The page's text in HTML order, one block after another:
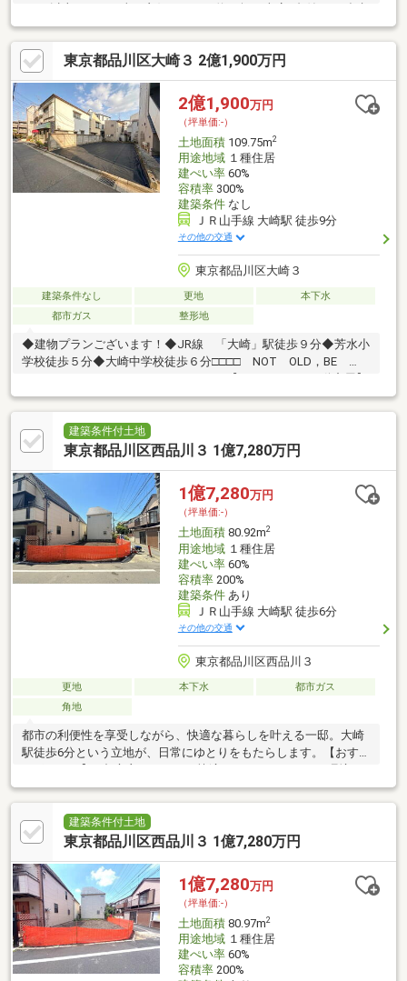
プラン。・子育て環境・生活環境良好。弊社ではご自宅から現地
まで無料で送迎サービスを行っています。お客様のご予算・ご要
望に合わせてハウスメーカーのご提案をいたします。お気軽にお
問い合わせください。
東京都品川区大崎３ 2億1,900万円
2億1,900万円
（坪単価:-）
土地面積109.75m2
用途地域１種住居
建ぺい率60%
容積率300%
建築条件なし
ＪＲ山手線 大崎駅 徒歩9分
その他の交通
東京都品川区大崎３
建築条件なし 更地
本下水
都市ガス
整形地
◆建物プランございます！◆JR線 「大崎」駅徒歩９分◆芳水小
学校徒歩５分◆大崎中学校徒歩６分□□□□ NOT OLD，BE
として 徹底的にまで顧客主義を貫く事をお約束いたします ■都心
エリアに特化した情報網を駆使し、最良の不動産をご提案 ■住宅
ローンシュミレーション無料相談会 毎日随時開催中 ■ウォール
メイトオリジナルの住宅購入・住替え等について 分かりやすく解
ームページ～https://wallmate.co.jp/～
建築条件付土地
東京都品川区西品川３ 1億7,280万円
1億7,280万円
（坪単価:-）
土地面積80.92m2
用途地域１種住居
建ぺい率60%
容積率200%
建築条件あり
ＪＲ山手線 大崎駅 徒歩6分
その他の交通
東京都品川区西品川３
更地 本下水
都市ガス
角地
都市の利便性を享受しながら、快適な暮らしを叶える一邸。大崎
駅徒歩6分という立地が、日常にゆとりをもたらします。【おすす
めポイント】□ 都心主要エリアへ快適につながるアクセス環境□
一級建築士の格調高い贅沢な住まい□ 空間を美しく繋げる鉄骨階
段□ ホテルライクな水回り空間□ 開放感を高める設計プラン
建築条件付土地
東京都品川区西品川３ 1億7,280万円
1億7,280万円
（坪単価:-）
土地面積80.97m2
用途地域１種住居
建ぺい率60%
容積率200%